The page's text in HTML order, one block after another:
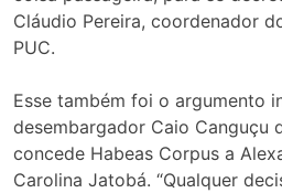
Cláudio Pereira, coordenador
PUC.
Esse também foi o argumento
desembargador Caio Canguçu
concede Habeas Corpus a
Carolina Jatobá. “Qualquer